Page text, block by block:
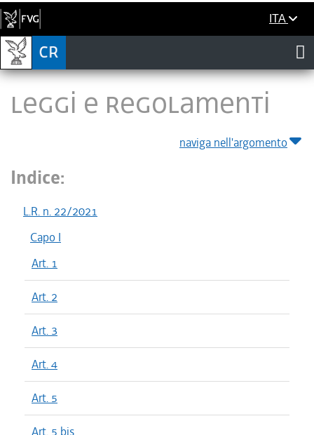
ITA
LEGGI E REGOLAMENTI
naviga nell'argomento
Indice:
L.R. n. 22/2021
Capo I
Art. 1
Art. 2
Art. 3
Art. 4
Art. 5
Art. 5 bis